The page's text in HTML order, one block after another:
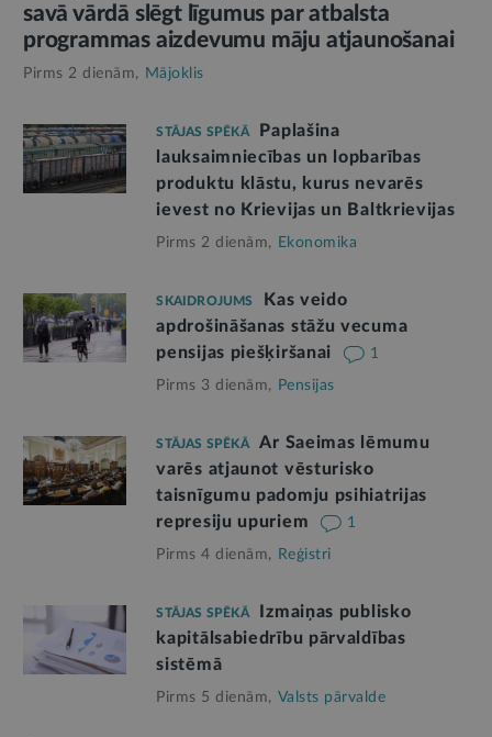
savā vārdā slēgt līgumus par atbalsta
programmas aizdevumu māju atjaunošanai
Pirms 2 dienām, Mājoklis
STĀJAS SPĒKĀ
Paplašina
lauksaimniecības un lopbarības
produktu klāstu, kurus nevarēs
ievest no Krievijas un Baltkrievijas
Pirms 2 dienām, Ekonomika
SKAIDROJUMS
Kas veido
apdrošināšanas stāžu vecuma
pensijas piešķiršanai
1
Pirms 3 dienām, Pensijas
STĀJAS SPĒKĀ
Ar Saeimas lēmumu
varēs atjaunot vēsturisko
taisnīgumu padomju psihiatrijas
represiju upuriem
1
Pirms 4 dienām, Reģistri
STĀJAS SPĒKĀ
Izmaiņas publisko
kapitālsabiedrību pārvaldības
sistēmā
Pirms 5 dienām, Valsts pārvalde